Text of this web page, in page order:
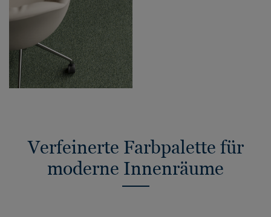
Verfeinerte Farbpalette für
moderne Innenräume